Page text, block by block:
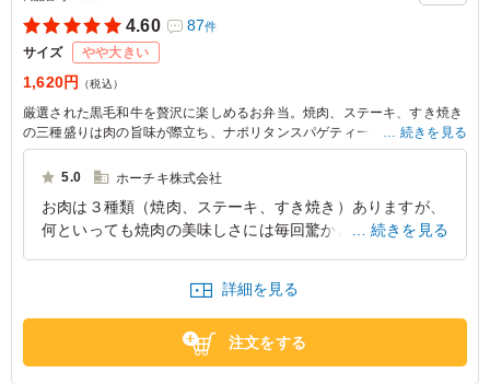
4.60 87件
サイズ やや大きい
1,620円 （税込）
厳選された黒毛和牛を贅沢に楽しめるお弁当。焼肉、ステーキ、すき焼き
の三種盛りは肉の旨味が際立ち、ナポリタンスパゲティーと共に食欲をそ
そります。切干大根のナムルや白菜キムチが彩りを添え、フライドポテト
も絶品です。心満たされる一品をお楽しみください。
※部位や肉質に合わせた最適なカットにより枚数が写真と異なる場合がご
ざいますが、1人前のグラム数は同一です。
続きを見る
5.0 ホーチキ株式会社
お肉は３種類（焼肉、ステーキ、すき焼き）ありますが、
何といっても焼肉の美味しさには毎回驚かされます。あま
東京都品川区上大崎2026/07/14
続きを見る
詳細を見る
注文をする